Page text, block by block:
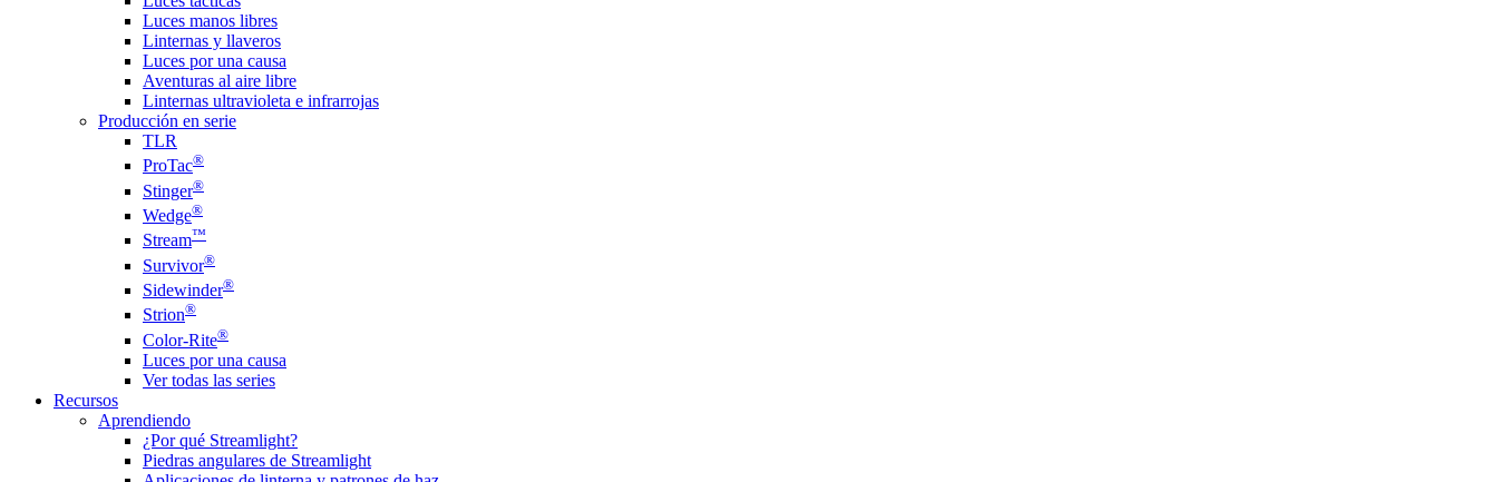
Luces manos libres
Linternas y llaveros
Luces por una causa
Aventuras al aire libre
Linternas ultravioleta e infrarrojas
Producción en serie
TLR
ProTac®
Stinger®
Wedge®
Stream™
Survivor®
Sidewinder®
Strion®
Color-Rite®
Luces por una causa
Ver todas las series
Recursos
Aprendiendo
¿Por qué Streamlight?
Piedras angulares de Streamlight